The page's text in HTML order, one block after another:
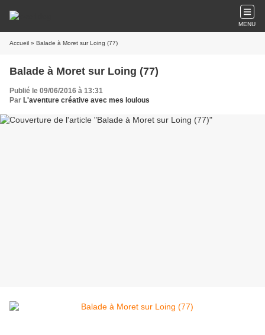
MENU
Accueil » Balade à Moret sur Loing (77)
Balade à Moret sur Loing (77)
Publié le 09/06/2016 à 13:31
Par L'aventure créative avec mes loulous